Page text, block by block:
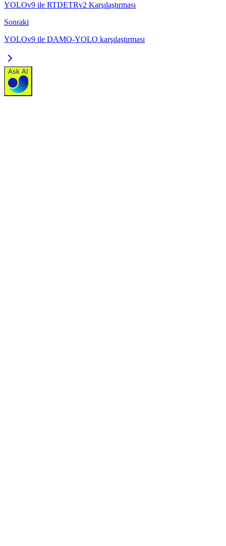
YOLOv9 ile RTDETRv2 Karşılaştırması
Sonraki
YOLOv9 ile DAMO-YOLO karşılaştırması
Ask AI